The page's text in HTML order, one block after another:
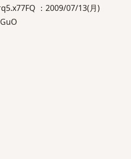
：2009/07/13(月)